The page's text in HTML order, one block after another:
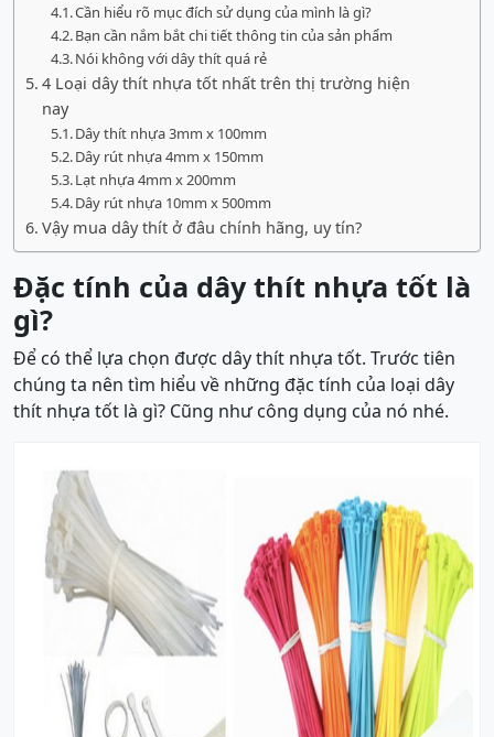
Cần hiểu rõ mục đích sử dụng của mình là gì?
Bạn cần nắm bắt chi tiết thông tin của sản phẩm
Nói không với dây thít quá rẻ
4 Loại dây thít nhựa tốt nhất trên thị trường hiện
nay
Dây thít nhựa 3mm x 100mm
Dây rút nhựa 4mm x 150mm
Lạt nhựa 4mm x 200mm
Dây rút nhựa 10mm x 500mm
Vậy mua dây thít ở đâu chính hãng, uy tín?
Đặc tính của dây thít nhựa tốt là
gì?
Để có thể lựa chọn được dây thít nhựa tốt. Trước tiên
chúng ta nên tìm hiểu về những đặc tính của loại dây
thít nhựa tốt là gì? Cũng như công dụng của nó nhé.